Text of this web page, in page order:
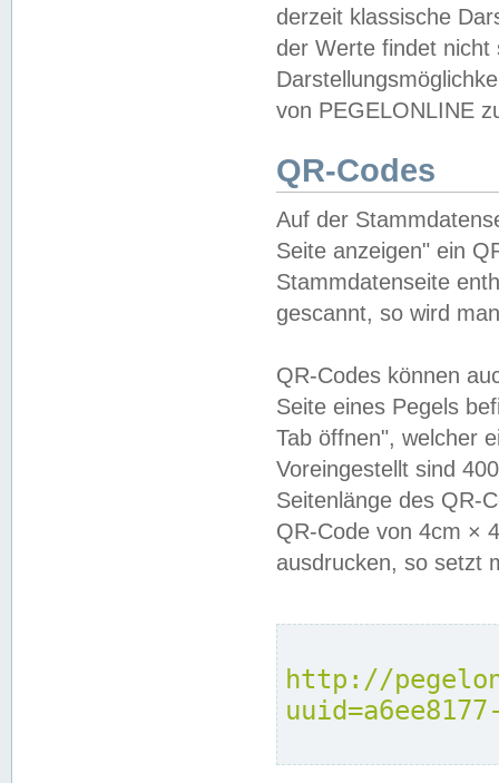
derzeit klassische
der Werte findet
von PEGELONLINE
QR-Codes
Auf der
Seite anzeigen" ein
Stammdatenseite
gescannt, so wird
QR-Codes können
Seite eines Pegels
Tab öffnen", welcher
Voreingestellt sind
Seitenlänge des QR-
QR-Code von 4cm ×
ausdrucken, so setzt
http://